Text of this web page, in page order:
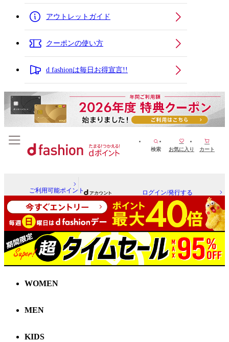
アウトレットガイド
クーポンの使い方
d fashionは毎日お得宣言!!
検索 お気に入り カート
ご利用可能ポイント ログイン/発行する
WOMEN
MEN
KIDS